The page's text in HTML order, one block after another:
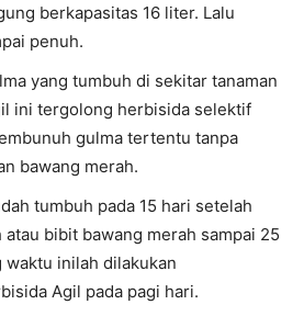
berkapasitas 16 liter. Lalu
penuh.
yang tumbuh di sekitar tanaman
ini tergolong herbisida selektif
gulma tertentu tanpa
bawang merah.
tumbuh pada 15 hari setelah
atau bibit bawang merah sampai 25
waktu inilah dilakukan
Agil pada pagi hari.